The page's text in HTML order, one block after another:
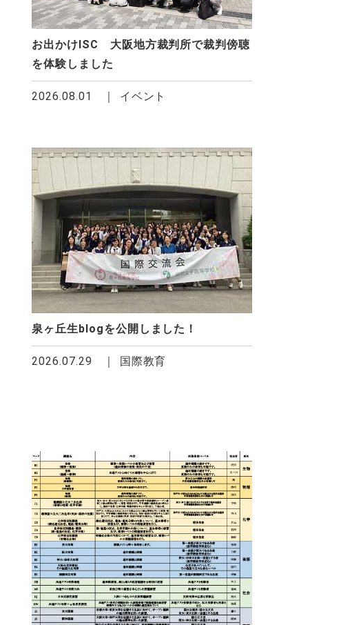
お出かけISC 大阪地方裁判所で裁判傍聴
を体験しました
2026.08.01 イベント
泉ヶ丘生blogを公開しました！
2026.07.29 国際教育